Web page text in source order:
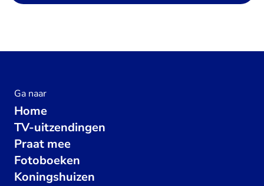
Ga naar
Home
TV-uitzendingen
Praat mee
Fotoboeken
Koningshuizen